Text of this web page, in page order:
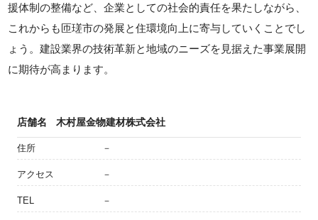
援体制の整備など、企業としての社会的責任を果たしながら、
これからも匝瑳市の発展と住環境向上に寄与していくことでし
ょう。建設業界の技術革新と地域のニーズを見据えた事業展開
に期待が高まります。
店舗名 木村屋金物建材株式会社
住所 －
アクセス －
TEL －